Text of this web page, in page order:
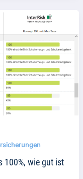
100%, wie gut ist